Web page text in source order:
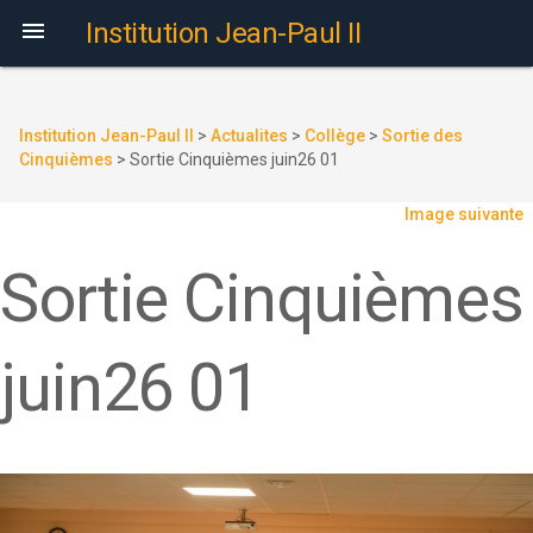
 Institution Jean-Paul II
Institution Jean-Paul II > Actualites > Collège > Sortie des
Cinquièmes > Sortie Cinquièmes juin26 01
Image suivante
Sortie Cinquièmes
juin26 01